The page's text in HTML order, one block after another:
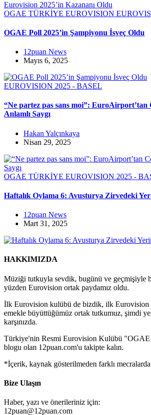
OGAE TÜRKİYE EUROVISION
OGAE Poll 2025’in Şampiyonu İsveç Oldu
12puan News
Mayıs 6, 2025
EUROVISION 2025 - BASEL
“Ne partez pas sans moi”: EuroAirport’tan
Anlamlı Saygı
Hakan Yalçınkaya
Nisan 29, 2025
OGAE TÜRKİYE EUROVISION 2025 -
Haftalık Oylama 6: Avusturya Zirvedeki
12puan News
Mart 31, 2025
HAKKIMIZDA
Müziği tutkuyla sevdik, bugünü ve geçmişiyle
yüzden Eurovision ortak paydamız oldu.
İlk Eurovision kulübü de bizdik, ilk Eurovision
emekle büyüttüğümüz ortak tutkumuz, şimdi
karşınızda.
Türkiye'nin Resmi Eurovision Kulübü
blogu olan 12puan.com'u takipte kalın.
*İçerik, kaynak gösterilmeden farklı
Bize Ulaşın
Haber, yazı ve önerileriniz için:
12puan@12puan.com